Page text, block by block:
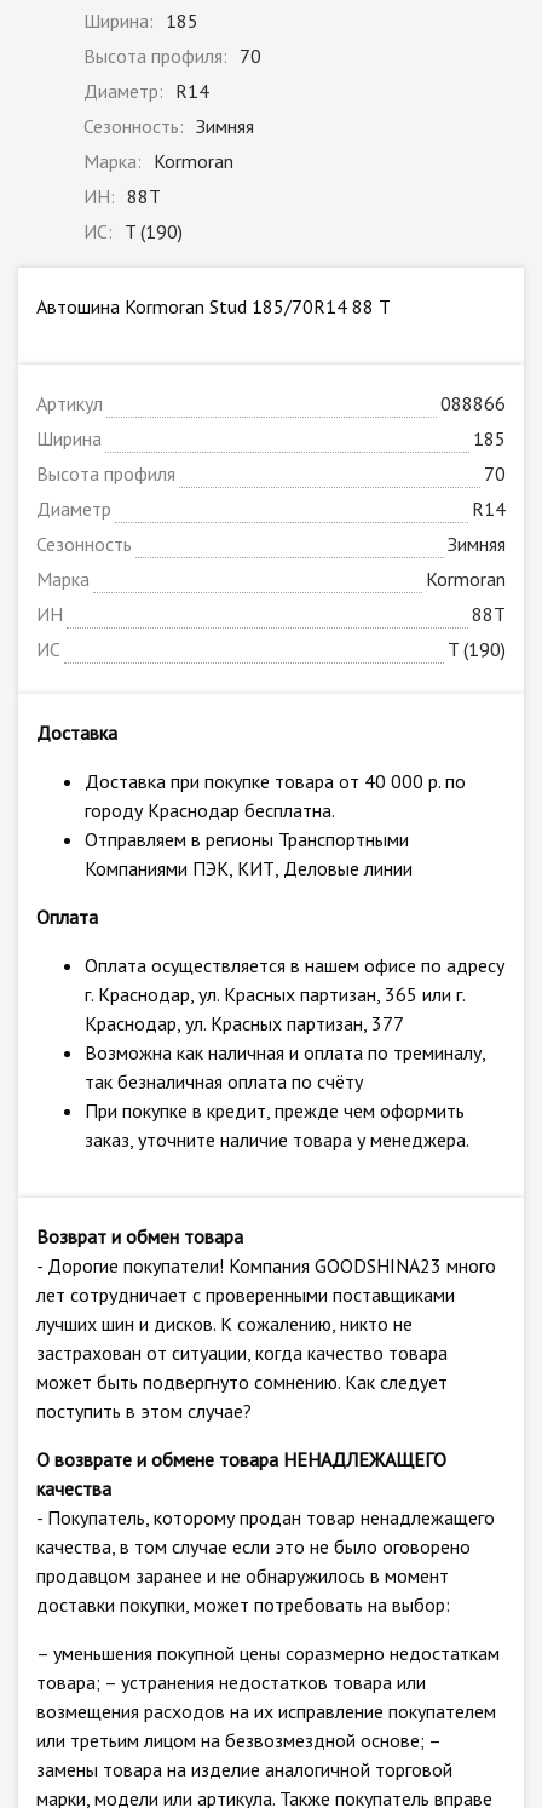
Ширина: 185
Высота профиля: 70
Диаметр: R14
Сезонность: Зимняя
Марка: Kormoran
ИН: 88T
ИС: T (190)
Автошина Kormoran Stud 185/70R14 88 T
Артикул
088866
Ширина
185
Высота профиля
70
Диаметр
R14
Сезонность
Зимняя
Марка
Kormoran
ИН
88T
ИС
T (190)
Доставка
Доставка при покупке товара от 40 000 р. по
городу Краснодар бесплатна.
Отправляем в регионы Транспортными
Компаниями ПЭК, КИТ, Деловые линии
Оплата
Оплата осуществляется в нашем офисе по адресу
г. Краснодар, ул. Красных партизан, 365 или г.
Краснодар, ул. Красных партизан, 377
Возможна как наличная и оплата по треминалу,
так безналичная оплата по счёту
При покупке в кредит, прежде чем оформить
заказ, уточните наличие товара у менеджера.
Возврат и обмен товара
- Дорогие покупатели! Компания GOODSHINA23 много
лет сотрудничает с проверенными поставщиками
лучших шин и дисков. К сожалению, никто не
застрахован от ситуации, когда качество товара
может быть подвергнуто сомнению. Как следует
поступить в этом случае?
О возврате и обмене товара НЕНАДЛЕЖАЩЕГО
качества
- Покупатель, которому продан товар ненадлежащего
качества, в том случае если это не было оговорено
продавцом заранее и не обнаружилось в момент
доставки покупки, может потребовать на выбор:
– уменьшения покупной цены соразмерно недостаткам
товара; – устранения недостатков товара или
возмещения расходов на их исправление покупателем
или третьим лицом на безвозмездной основе; –
замены товара на изделие аналогичной торговой
марки, модели или артикула. Также покупатель вправе